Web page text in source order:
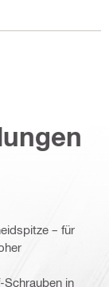
– für
Schrauben in